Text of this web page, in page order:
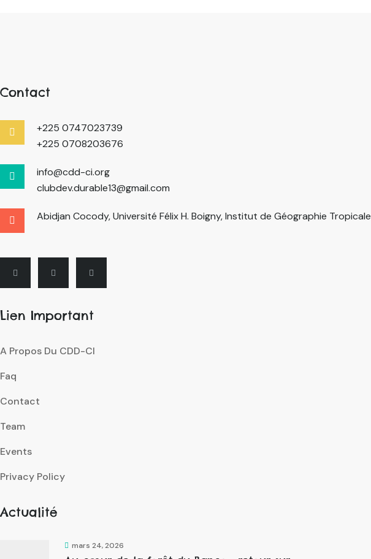
Contact
+225 0747023739
+225 0708203676
info@cdd-ci.org
clubdev.durable13@gmail.com
Abidjan Cocody, Université Félix H. Boigny, Institut de Géographie Tropicale
Lien Important
A Propos Du CDD-CI
Faq
Contact
Team
Events
Privacy Policy
Actualité
mars 24, 2026